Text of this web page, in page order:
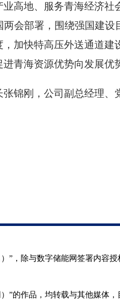
高地、服务青海经济
会部署，围绕强国建
加快特高压外送通道
青海资源优势向发展优
锦刚，公司副总经理
”，除与数字储能网签署内容
”的作品，均转载与其他媒体